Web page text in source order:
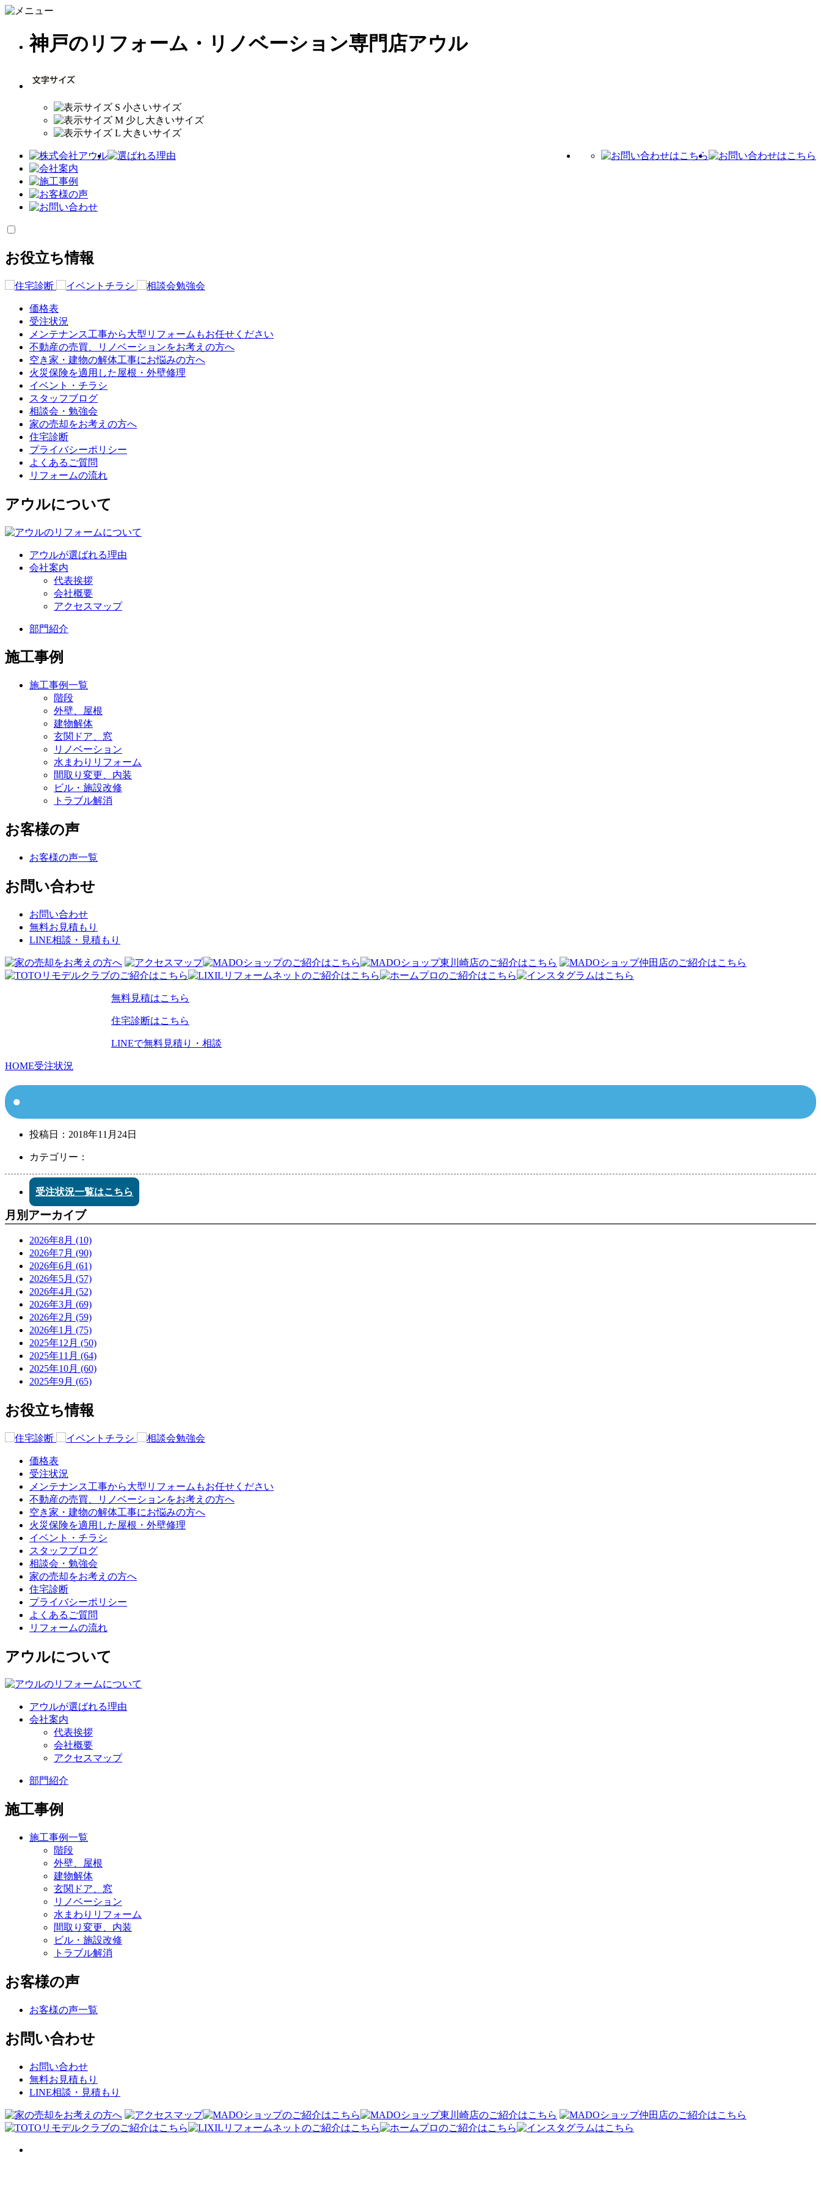
神戸のリフォーム・リノベーション専門店アウル
お役立ち情報
価格表
受注状況
メンテナンス工事から大型リフォームもお任せください
不動産の売買、リノベーションをお考えの方へ
空き家・建物の解体工事にお悩みの方へ
火災保険を適用した屋根・外壁修理
イベント・チラシ
スタッフブログ
相談会・勉強会
家の売却をお考えの方へ
住宅診断
プライバシーポリシー
よくあるご質問
リフォームの流れ
アウルについて
アウルが選ばれる理由
会社案内
代表挨拶
会社概要
アクセスマップ
部門紹介
施工事例
施工事例一覧
階段
外壁、屋根
建物解体
玄関ドア、窓
リノベーション
水まわりリフォーム
間取り変更、内装
ビル・施設改修
トラブル解消
お客様の声
お客様の声一覧
お問い合わせ
お問い合わせ
無料お見積もり
LINE相談・見積もり
無料見積はこちら
住宅診断はこちら
LINEで無料見積り・相談
HOME受注状況
投稿日： 2018年11月24日
カテゴリー：
受注状況一覧はこちら
月別アーカイブ
2026年8月 (10)
2026年7月 (90)
2026年6月 (61)
2026年5月 (57)
2026年4月 (52)
2026年3月 (69)
2026年2月 (59)
2026年1月 (75)
2025年12月 (50)
2025年11月 (64)
2025年10月 (60)
2025年9月 (65)
お役立ち情報
価格表
受注状況
メンテナンス工事から大型リフォームもお任せください
不動産の売買、リノベーションをお考えの方へ
空き家・建物の解体工事にお悩みの方へ
火災保険を適用した屋根・外壁修理
イベント・チラシ
スタッフブログ
相談会・勉強会
家の売却をお考えの方へ
住宅診断
プライバシーポリシー
よくあるご質問
リフォームの流れ
アウルについて
アウルが選ばれる理由
会社案内
代表挨拶
会社概要
アクセスマップ
部門紹介
施工事例
施工事例一覧
階段
外壁、屋根
建物解体
玄関ドア、窓
リノベーション
水まわりリフォーム
間取り変更、内装
ビル・施設改修
トラブル解消
お客様の声
お客様の声一覧
お問い合わせ
お問い合わせ
無料お見積もり
LINE相談・見積もり